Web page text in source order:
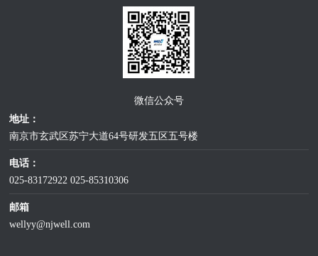
微信公众号
地址：
南京市玄武区苏宁大道64号研发五区五号楼
电话：
025-83172922025-85310306
邮箱
wellyy@njwell.com